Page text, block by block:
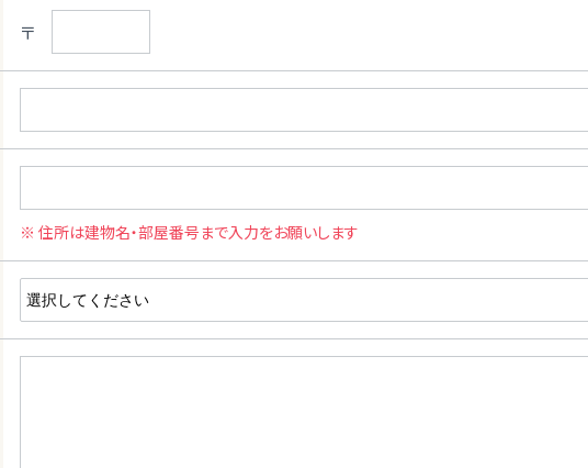
〒
※ 住所は建物名・部屋番号まで入力をお願いします